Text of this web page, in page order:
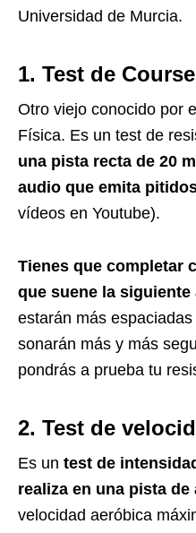
Universidad de Murcia.
1. Test de
Otro viejo conocido por
Física. Es un test de
una pista recta de 20
audio que emita
vídeos en Youtube).
Tienes que completar
que suene la siguiente
estarán más
sonarán más y más
pondrás a prueba tu
2. Test de
Es un test de
realiza en una pista de
velocidad aeróbica